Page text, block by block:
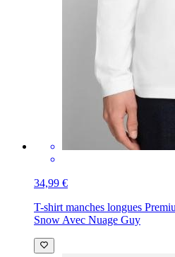
34,99 €
T-shirt manches longues
Snow Avec Nuage Guy